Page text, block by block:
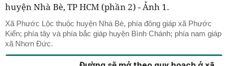
Xã Phước Lộc thuộc huyện Nhà Bè, phía đông giáp xã Phước
Kiển; phía tây và phía bắc giáp huyện Bình Chánh; phía nam giáp
xã Nhơn Đức.